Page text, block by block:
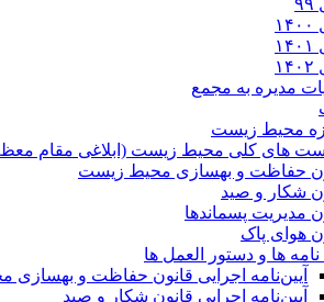
مدیره به مجمع
محیط زیست
ﻫﺎی ﮐﻠﯽ ﻣﺤﯿﻂ زﯾﺴﺖ (ابلاغی مقام
حفاظت و بهسازی محیط زیست
شکار و صید
مدیریت پسماندها
هوای پاک
نامه ها و دستور العمل ها
آیین‌نامه اجرایی قانون حفاظت و
آیین‌نامه اجرایی قانون شکار و صید